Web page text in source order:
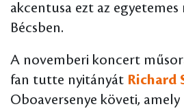
akcentusa ezt az
Bécsben.
A novemberi koncert
fan tutte nyitányát Richard
Oboaversenye követi,